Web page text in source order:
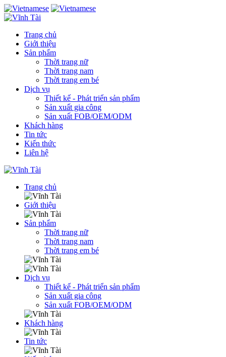
Trang chủ
Giới thiệu
Sản phẩm
Thời trang nữ
Thời trang nam
Thời trang em bé
Dịch vụ
Thiết kế - Phát triển sản phẩm
Sản xuất gia công
Sản xuất FOB/OEM/ODM
Khách hàng
Tin tức
Kiến thức
Liên hệ
Trang chủ
Giới thiệu
Sản phẩm
Thời trang nữ
Thời trang nam
Thời trang em bé
Dịch vụ
Thiết kế - Phát triển sản phẩm
Sản xuất gia công
Sản xuất FOB/OEM/ODM
Khách hàng
Tin tức